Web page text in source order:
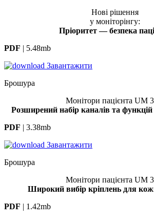
Нові рішення
у моніторінгу:
Пріоритет — безпека
PDF | 5.48mb
Завантажити
Брошура
Монітори пацієнта UM
Розширений набір каналів та функцій
PDF | 3.38mb
Завантажити
Брошура
Монітори пацієнта UM
Широкий вибір кріплень для
PDF | 1.42mb